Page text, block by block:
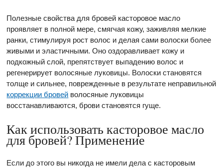
Полезные свойства для бровей касторовое масло
проявляет в полной мере, смягчая кожу, заживляя мелкие
ранки, стимулируя рост волос и делая сами волоски более
живыми и эластичными. Оно оздоравливает кожу и
подкожный слой, препятствует выпадению волос и
регенерирует волосяные луковицы. Волоски становятся
толще и сильнее, поврежденные в результате неправильной
коррекции бровей волосяные луковицы
восстанавливаются, брови становятся гуще.
Как использовать касторовое масло
для бровей? Применение
Если до этого вы никогда не имели дела с касторовым